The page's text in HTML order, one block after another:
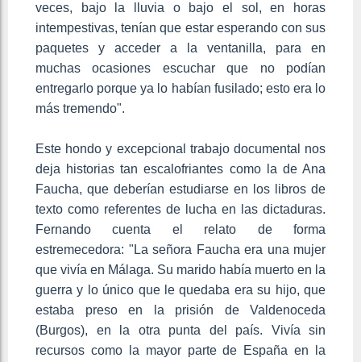
veces, bajo la lluvia o bajo el sol, en horas
intempestivas, tenían que estar esperando con sus
paquetes y acceder a la ventanilla, para en
muchas ocasiones escuchar que no podían
entregarlo porque ya lo habían fusilado; esto era lo
más tremendo".
Este hondo y excepcional trabajo documental nos
deja historias tan escalofriantes como la de Ana
Faucha, que deberían estudiarse en los libros de
texto como referentes de lucha en las dictaduras.
Fernando cuenta el relato de forma
estremecedora: "La señora Faucha era una mujer
que vivía en Málaga. Su marido había muerto en la
guerra y lo único que le quedaba era su hijo, que
estaba preso en la prisión de Valdenoceda
(Burgos), en la otra punta del país. Vivía sin
recursos como la mayor parte de España en la